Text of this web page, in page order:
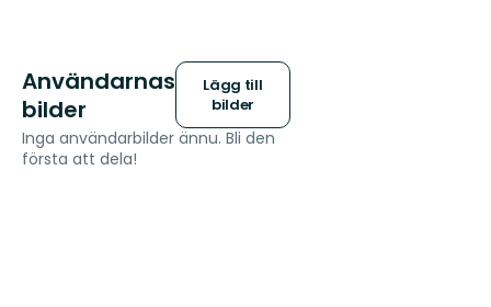
Användarnas
bilder
Lägg till
bilder
Inga användarbilder ännu. Bli den
första att dela!